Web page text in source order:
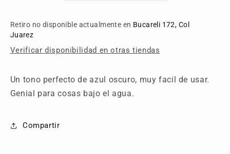
Retiro no disponible actualmente en Bucareli 172, Col
Juarez
Verificar disponibilidad en otras tiendas
Un tono perfecto de azul oscuro, muy facil de usar.
Genial para cosas bajo el agua.
Compartir